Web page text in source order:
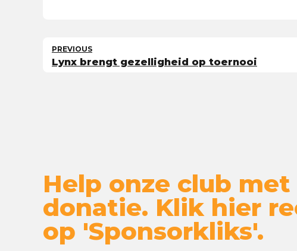
PREVIOUS
Lynx brengt gezelligheid op toernooi
Help onze club met
donatie. Klik hier
op 'Sponsorkliks'.